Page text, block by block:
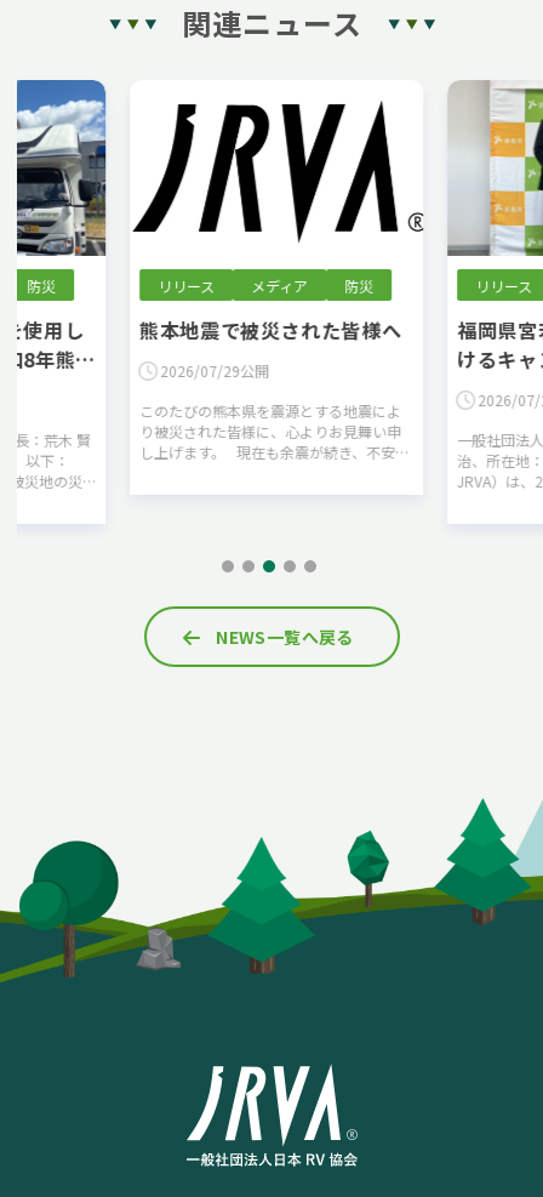
関連ニュース
メディア 防災
熊本地震で被災された皆様へ
2026/07/29公開
このたびの熊本県を震源とする地震によ
り被災された皆様に、心よりお見舞い申
し上げます。 現在も余震が続き、不安な
時間を過ごされている皆様、そして昼夜
を問わず救助・復旧活動にあたられてい
メディア
福岡県宮若市と「
けるキャンピング
に関する協定」を
た
2026/07/28公開
一般社団法人日本RV協会
治、所在地：神奈川県横浜
JRVA）は、2026年7月28
宮若市と「災害時における
カーの提供に関する協定」
NEWS一覧へ戻る